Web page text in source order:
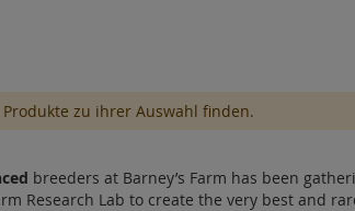
zu ihrer Auswahl finden.
breeders at Barney’s Farm has been
Research Lab to create the very best and